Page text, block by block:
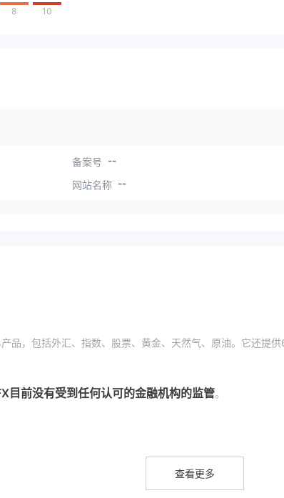
8 10
备案号 --
网站名称 --
品，包括外汇、指数、股票、黄金、天然气、原油。它还提供
目前没有受到任何认可的金融机构的监管。
查看更多